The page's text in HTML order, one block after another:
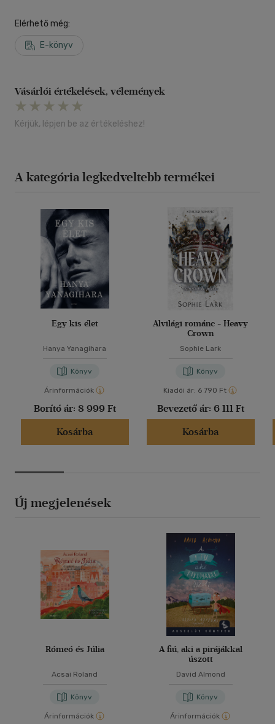
Elérhető még:
E-könyv
Vásárlói értékelések, vélemények
Kérjük, lépjen be az értékeléshez!
A kategória legkedveltebb termékei
Egy kis élet
Hanya Yanagihara
Könyv
Árinformációk
Borító ár: 8 999 Ft
Kosárba
Alvilági románc - Heavy
Crown
Sophie Lark
Könyv
Kiadói ár: 6 790 Ft
Bevezető ár: 6 111 Ft
Kosárba
Új megjelenések
Rómeó és Júlia
Acsai Roland
Könyv
Árinformációk
A fiú, aki a pirájákkal
úszott
David Almond
Könyv
Árinformációk